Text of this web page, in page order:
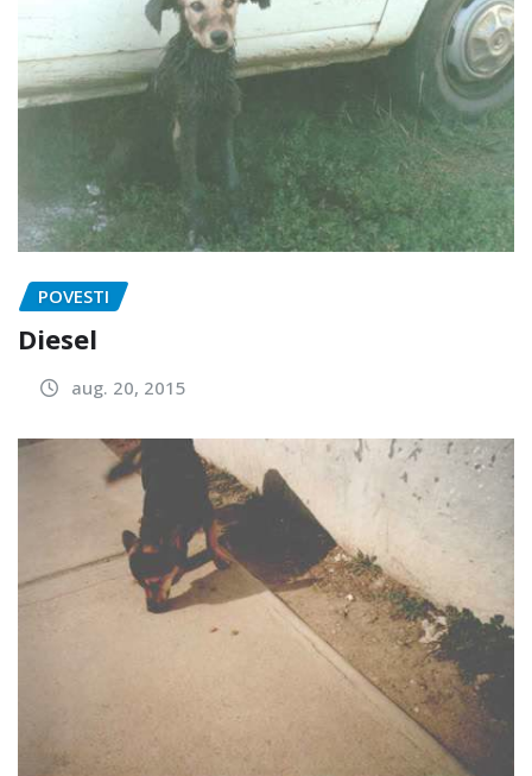
POVESTI
Diesel
aug. 20, 2015